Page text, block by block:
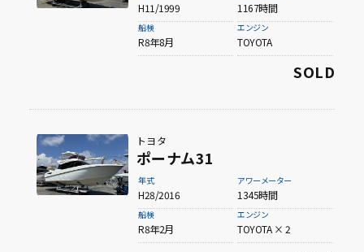
H11/1999 1167時間
船検
R8年8月
エンジン
TOYOTA
SOLD
トヨタ
ポーナム31
年式
H28/2016
アワーメーター
1345時間
船検
R8年2月
エンジン
TOYOTA × 2